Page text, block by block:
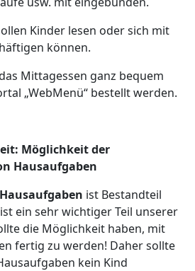
Kinder lesen oder sich mit
können.
Mittagessen ganz bequem
„WebMenü“ bestellt werden.
Möglichkeit der
Hausaufgaben
Hausaufgaben ist Bestandteil
ein sehr wichtiger Teil unserer
die Möglichkeit haben, mit
fertig zu werden! Daher sollte
kein Kind